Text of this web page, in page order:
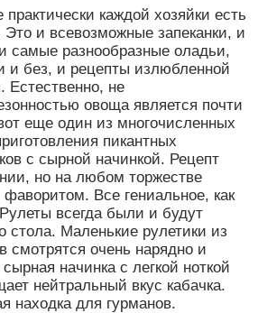
каждой хозяйки есть
и всевозможные запеканки, и
самые разнообразные оладьи,
и без, и рецепты излюбленной
Естественно, не
овоща является почти
еще один из многочисленных
пикантных
с сырной начинкой. Рецепт
но на любом торжестве
фаворитом. Все гениальное, как
всегда были и будут
стола. Маленькие рулетики из
смотрятся очень нарядно и
начинка с легкой ноткой
нейтральный вкус кабачка.
находка для гурманов.